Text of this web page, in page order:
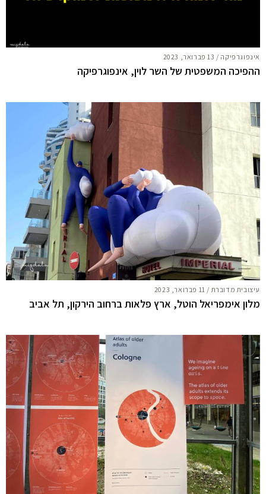
אינפוגרפיקה / 13 פברואר, 2023
ההפיכה המשפטית של השר לוין, אינפוגרפיקה
עיצובית מדוברת / 11 פברואר, 2023
מלון אימפריאל הוטל, ארץ פלאות ברחוב הירקון, תל אביב